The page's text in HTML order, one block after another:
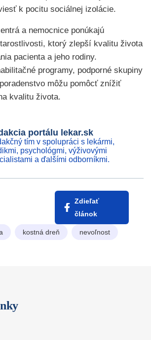
k pocitu sociálnej izolácie.
a nemocnice ponúkajú
ktorý zlepší kvalitu života
pacienta a jeho rodiny.
programy, podporné skupiny
môžu pomôcť znížiť
kvalitu života.
portálu lekar.sk
tím v spolupráci s lekármi,
psychológmi, výživovými
a ďalšími odborníkmi.
Zdieľať
článok
kostná dreň nevoľnost